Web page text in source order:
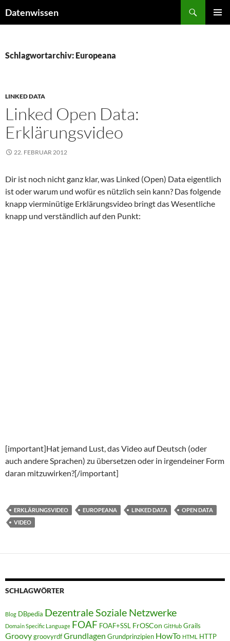
Inhalt
Datenwissen
Schlagwortarchiv: Europeana
LINKED DATA
Linked Open Data:
Erklärungsvideo
22. FEBRUAR 2012
Dir ist noch nicht ganz klar, was Linked (Open) Data eigentlich
ist oder warum und wofür es nützlich sein kann? Das folgende
knapp vierminütige Erklärungsvideo bringt das Wesentliche
knapp und verständlich auf den Punkt:
[important]Hat jemand Lust, das Video auf Deutsch (oder
auch andere Sprachen) zu übersetzen oder in irgendeiner Form
daran mitzuwirken?[/important]
ERKLÄRUNGSVIDEO EUROPEANA LINKED DATA
OPEN DATA
VIDEO
SCHLAGWÖRTER
Blog DBpedia Dezentrale Soziale Netzwerke
Domain Specific Language FOAF FOAF+SSL FrOSCon GitHub Grails
GroovygroovyrdfGrundlagen Grundprinzipien HowTo HTML HTTP